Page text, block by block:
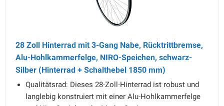
28 Zoll Hinterrad mit 3-Gang Nabe, Rücktrittbremse,
Alu-Hohlkammerfelge, NIRO-Speichen, schwarz-
Silber (Hinterrad + Schalthebel 1850 mm)
Qualitätsrad: Dieses 28-Zoll-Hinterrad ist robust und
langlebig konstruiert mit einer Alu-Hohlkammerfelge